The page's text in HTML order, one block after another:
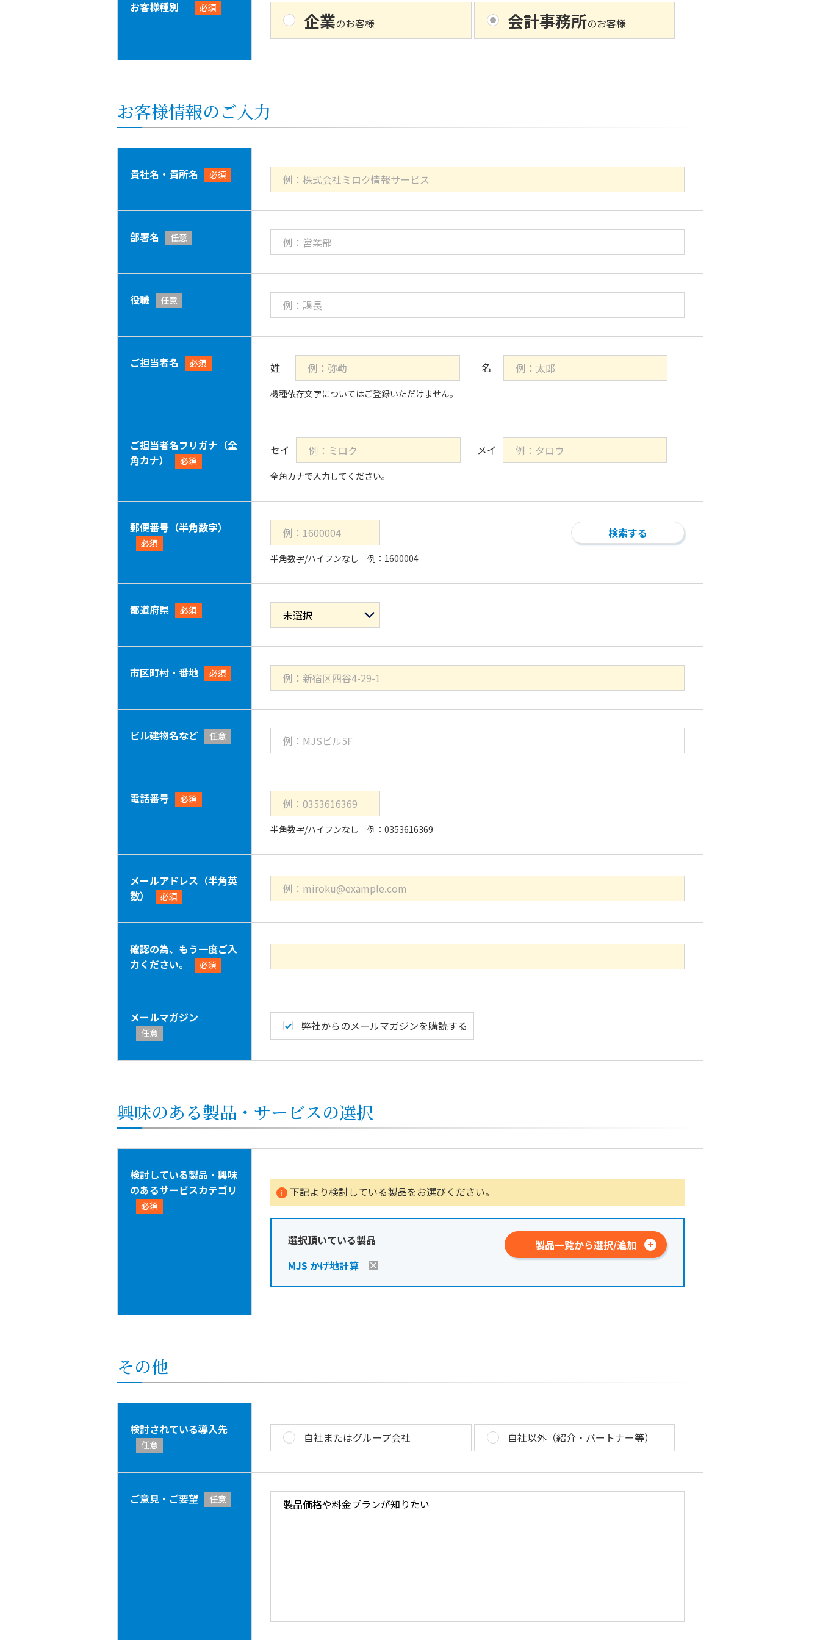
お客様種別 必須
企業のお客様 会計事務所のお客様
お客様情報のご入力
貴社名・貴所名 必須
部署名 任意
役職 任意
ご担当者名 必須
機種依存文字についてはご登録いただけません。
ご担当者名フリガナ（全
角カナ）
必須
全角カナで入力してください。
郵便番号（半角数字）
必須
半角数字/ハイフンなし 例：1600004
都道府県 必須
市区町村・番地 必須
ビル建物名など 任意
電話番号 必須
半角数字/ハイフンなし 例：0353616369
メールアドレス（半角英
数）
必須
確認の為、もう一度ご入
力ください。
必須
メールマガジン
任意 弊社からのメールマガジンを購読する
興味のある製品・サービスの選択
検討している製品・興味
のあるサービスカテゴリ
必須
下記より検討している製品をお選びください。
選択頂いている製品
MJS かげ地計算
製品一覧から選択/追加
その他
検討されている導入先
任意 自社またはグループ会社 自社以外（紹介・パートナー等）
ご意見・ご要望 任意